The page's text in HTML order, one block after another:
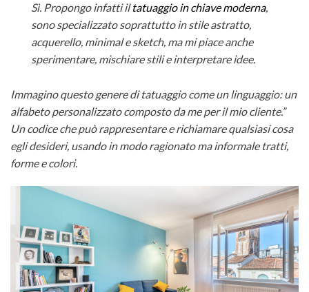
Sì. Propongo infatti iltatuaggio in chiave moderna,
sono specializzato soprattutto in stile astratto,
acquerello, minimal e sketch, ma mi piace anche
sperimentare, mischiare stili e interpretare idee.
Immagino questo genere di tatuaggio come un linguaggio: un
alfabeto personalizzato composto da me per il mio cliente.”
Un codice che può rappresentare e richiamare qualsiasi cosa
egli desideri, usando in modo ragionato ma informale tratti,
forme e colori.